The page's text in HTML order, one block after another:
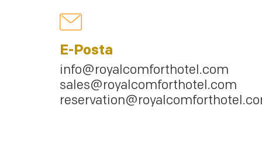
E-Posta
info@royalcomforthotel.com
sales@royalcomforthotel.com